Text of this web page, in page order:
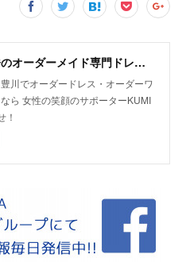
名古屋 豊橋のオーダーメイド専門ドレスデザイナー KUMI OHARA
でオーダードレス・オーダーワ
ら 女性の笑顔のサポーターKUMI
！